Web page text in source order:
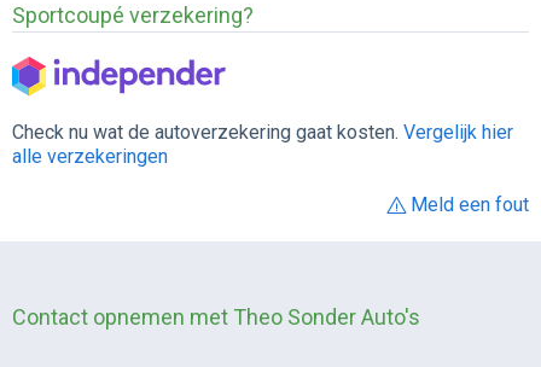
Sportcoupé verzekering?
Check nu wat de autoverzekering gaat kosten. Vergelijk hier
alle verzekeringen
Meld een fout
Contact opnemen met Theo Sonder Auto's